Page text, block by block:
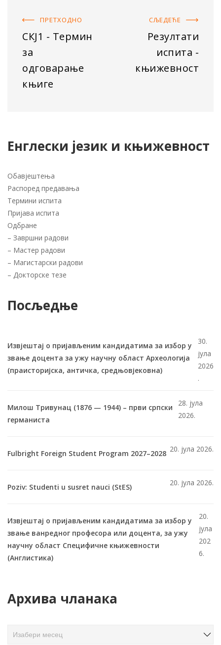
ПРЕТХОДНO
СКЈ1 - Термин
за
одговарање
књиге
СЉЕДЕЋE
Резултати
испита -
књижевност
Енглески језик и књижевност
Обавјештења
Распоред предавања
Термини испита
Пријава испита
Одбране
– Завршни радови
– Мастер радови
– Магистарски радови
– Докторске тезе
Посљедње
Извјештај о пријављеним кандидатима за избор у
звање доцента за ужу научну област Археологија
(праисторијска, античка, средњовјековна)
30.
јула
2026
.
Милош Тривунац (1876 — 1944) – први српски
германиста
28. јула
2026.
Fulbright Foreign Student Program 2027–2028 20. јула 2026.
Poziv: Studenti u susret nauci (StES) 20. јула 2026.
Извјештај о пријављеним кандидатима за избор у
звање ванредног професора или доцента, за ужу
научну област Специфичне књижевности
(Англистика)
20.
јула
202
6.
Архива чланака